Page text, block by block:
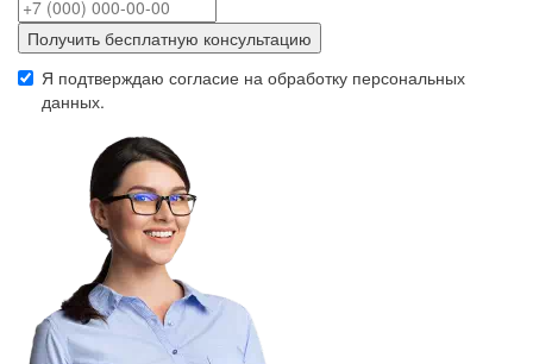
Получить бесплатную консультацию
Я подтверждаю согласие на обработку персональных
данных.